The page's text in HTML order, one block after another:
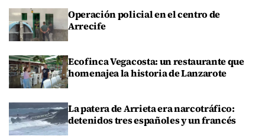
Operación policial en el centro de
Arrecife
Ecofinca Vegacosta: un restaurante que
homenajea la historia de Lanzarote
La patera de Arrieta era narcotráfico:
detenidos tres españoles y un francés